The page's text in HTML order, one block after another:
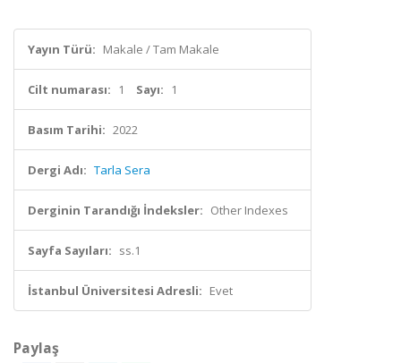
Yayın Türü: Makale / Tam Makale
Cilt numarası: 1 Sayı: 1
Basım Tarihi: 2022
Dergi Adı: Tarla Sera
Derginin Tarandığı İndeksler: Other Indexes
Sayfa Sayıları: ss.1
İstanbul Üniversitesi Adresli: Evet
Paylaş